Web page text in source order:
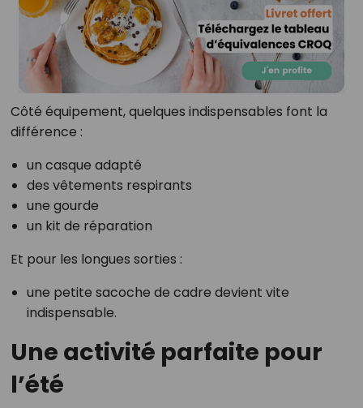
Côté équipement, quelques indispensables font la
différence :
un casque adapté
des vêtements respirants
une gourde
un kit de réparation
Et pour les longues sorties :
une petite sacoche de cadre devient vite
indispensable.
Une activité parfaite pour
l’été